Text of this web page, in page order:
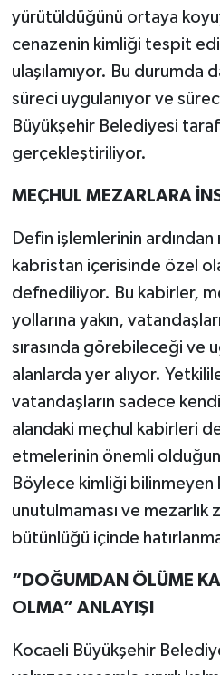
yürütüldüğünü ortaya
cenazenin kimliği tespit
ulaşılamıyor. Bu durumda
süreci uygulanıyor ve
Büyükşehir Belediyesi
gerçekleştiriliyor.
MEÇHUL MEZARLARA
Defin işlemlerinin
kabristan içerisinde özel
defnediliyor. Bu kabirler,
yollarına yakın,
sırasında görebileceği ve
alanlarda yer alıyor.
vatandaşların sadece kendi
alandaki meçhul kabirleri
etmelerinin önemli
Böylece kimliği bilinmeyen
unutulmaması ve
bütünlüğü içinde
“DOĞUMDAN ÖLÜME
OLMA” ANLAYIŞI
Kocaeli Büyükşehir